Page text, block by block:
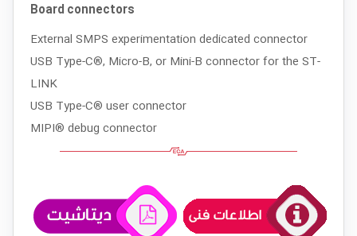
Board connectors
External SMPS experimentation dedicated connector
USB Type-C®, Micro-B, or Mini-B connector for the ST-
LINK
USB Type-C® user connector
MIPI® debug connector